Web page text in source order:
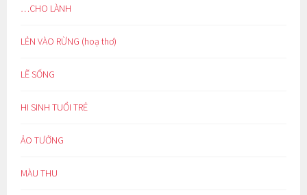
…CHO LÀNH
LẺN VÀO RỪNG (hoạ thơ)
LẼ SỐNG
HI SINH TUỔI TRẺ
ẢO TƯỞNG
MÀU THU